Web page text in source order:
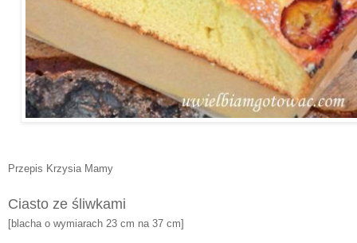
Przepis Krzysia Mamy
Ciasto ze śliwkami
[blacha o wymiarach 23 cm na 37 cm]